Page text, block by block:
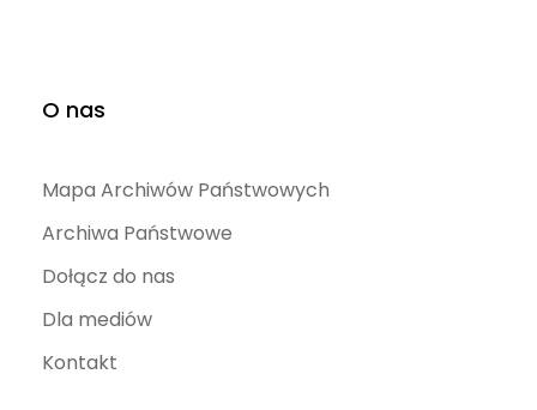
O nas
Mapa Archiwów Państwowych
Archiwa Państwowe
Dołącz do nas
Dla mediów
Kontakt